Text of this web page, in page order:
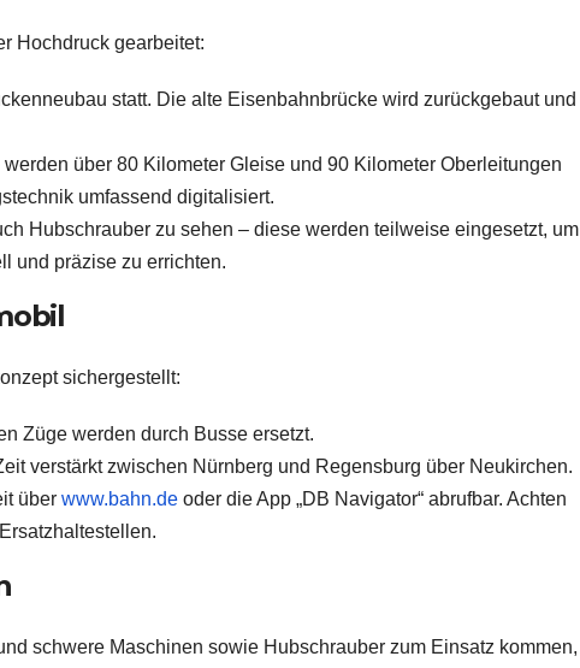
Hochdruck gearbeitet:
statt. Die alte Eisenbahnbrücke wird zurückgebaut und
über 80 Kilometer Gleise und 90 Kilometer Oberleitungen
umfassend digitalisiert.
Hubschrauber zu sehen – diese werden teilweise eingesetzt, um
und präzise zu errichten.
sichergestellt:
Züge werden durch Busse ersetzt.
verstärkt zwischen Nürnberg und Regensburg über Neukirchen.
über www.bahn.de oder die App „DB Navigator“ abrufbar. Achten
schwere Maschinen sowie Hubschrauber zum Einsatz kommen,